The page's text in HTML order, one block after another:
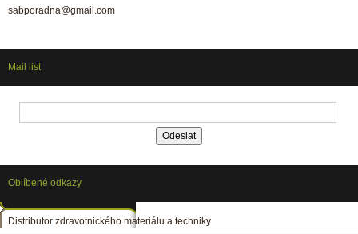
sabporadna@gmail.com
Mail list
Oblíbené odkazy
Distributor zdravotnického materiálu a techniky